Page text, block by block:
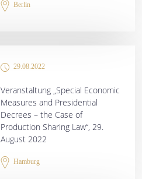
Berlin
29.08.2022
Veranstaltung „Special Economic
Measures and Presidential
Decrees – the Case of
Production Sharing Law“, 29.
August 2022
Hamburg